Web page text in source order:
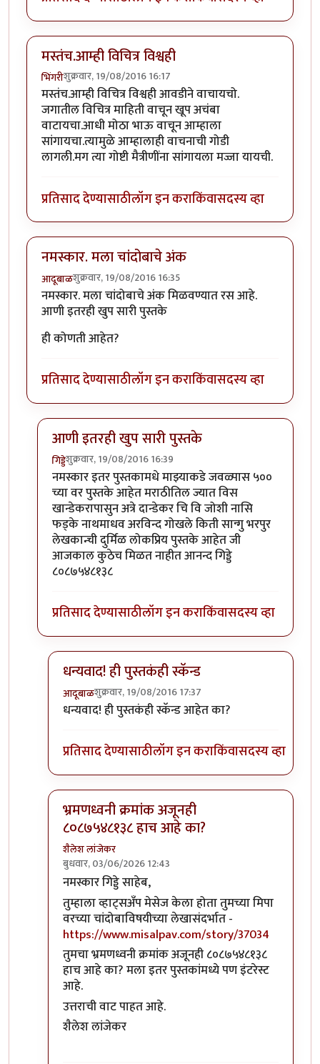
मस्तंच.आम्ही विचित्र विश्वही
भिंगरीशुक्रवार, 19/08/2016 16:17
मस्तंच.आम्ही विचित्र विश्वही आवडीने वाचायचो.
जगातील विचित्र माहिती वाचून खूप अचंबा
वाटायचा.आधी मोठा भाऊ वाचून आम्हाला
सांगायचा.त्यामुळे आम्हालाही वाचनाची गोडी
लागली.मग त्या गोष्टी मैत्रीणींना सांगायला मज्जा यायची.
प्रतिसाद देण्यासाठीलॉग इन कराकिंवासदस्य व्हा
नमस्कार. मला चांदोबाचे अंक
आदूबाळशुक्रवार, 19/08/2016 16:35
नमस्कार. मला चांदोबाचे अंक मिळवण्यात रस आहे.
आणी इतरही खुप सारी पुस्तके
ही कोणती आहेत?
प्रतिसाद देण्यासाठीलॉग इन कराकिंवासदस्य व्हा
आणी इतरही खुप सारी पुस्तके
गिड्डेशुक्रवार, 19/08/2016 16:39
In reply toनमस्कार. मला चांदोबाचे अंकbyआदूबाळ
नमस्कार इतर पुस्तकामधे माझ्याकडे जवळ्पास ५००
च्या वर पुस्तके आहेत मराठीतिल ज्यात विस
खान्डेकरापासुन अत्रे दान्डेकर चि वि जोशी नासि
फड्के नाथमाधव अरविन्द गोखले किती सान्गु भरपुर
लेखकान्ची दुर्मिळ लोकप्रिय पुस्तके आहेत जी
आजकाल कुठेच मिळत नाहीत आनन्द गिड्डे
८०८७५४८१३८
प्रतिसाद देण्यासाठीलॉग इन कराकिंवासदस्य व्हा
धन्यवाद! ही पुस्तकंही स्कॅन्ड
आदूबाळशुक्रवार, 19/08/2016 17:37
In reply toआणी इतरही खुप सारी पुस्तके
धन्यवाद! ही पुस्तकंही स्कॅन्ड आहेत का?
प्रतिसाद देण्यासाठीलॉग इन कराकिंवासदस्य व्हा
भ्रमणध्वनी क्रमांक अजूनही
८०८७५४८१३८ हाच आहे का?
शैलेश लांजेकर
बुधवार, 03/06/2026 12:43
In reply toआणी इतरही खुप सारी पुस्तके
नमस्कार गिड्डे साहेब,
तुम्हाला व्हाट्सअँप मेसेज केला होता तुमच्या मिपा
वरच्या चांदोबाविषयीच्या लेखासंदर्भात -
https://www.misalpav.com/story/37034
तुमचा भ्रमणध्वनी क्रमांक अजूनही ८०८७५४८१३८
हाच आहे का? मला इतर पुस्तकांमध्ये पण इंटरेस्ट
आहे.
उत्तराची वाट पाहत आहे.
शैलेश लांजेकर